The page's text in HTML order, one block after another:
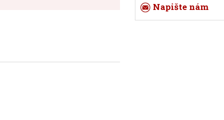
Napište nám